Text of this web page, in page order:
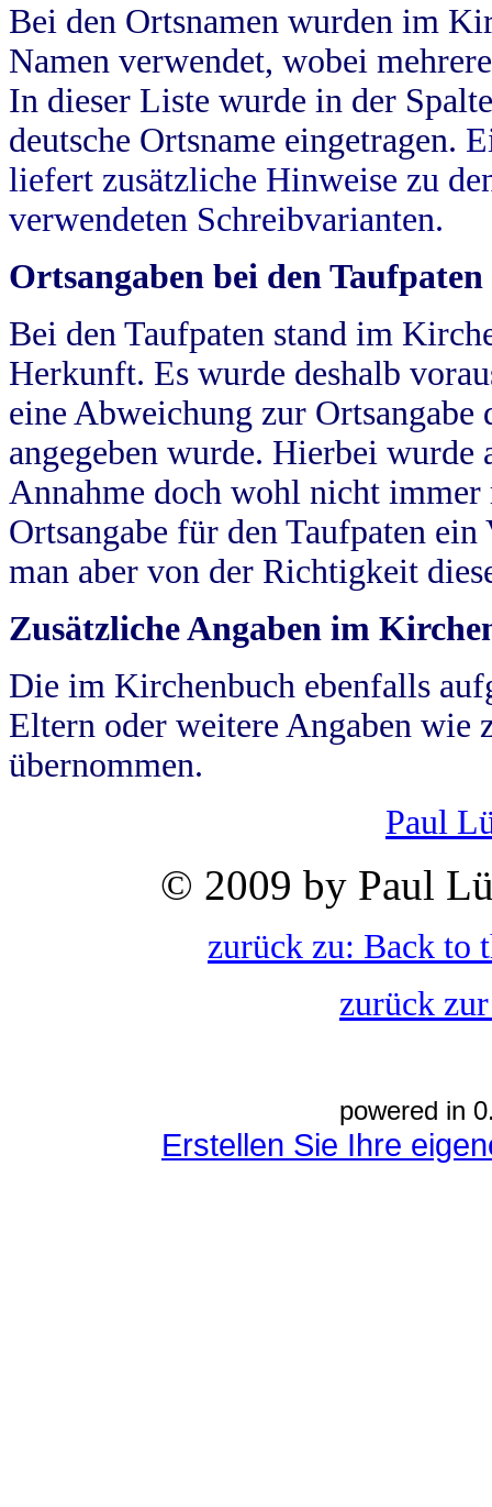
Bei den Ortsnamen wurden im
Namen verwendet, wobei
In dieser Liste wurde in der
deutsche Ortsname eingetragen.
liefert zusätzliche Hinweise zu
verwendeten Schreibvarianten.
Ortsangaben bei den Taufpaten
Bei den Taufpaten stand im
Herkunft. Es wurde deshalb
eine Abweichung zur
angegeben wurde. Hierbei wurde
Annahme doch wohl nicht
Ortsangabe für den Taufpaten
man aber von der Richtigkeit
Zusätzliche Angaben im
Die im Kirchenbuch ebenfalls
Eltern oder weitere Angaben wie
übernommen.
Paul
© 2009 by Paul
zurück zu: Back to
zurück
powered in
Erstellen Sie Ihre